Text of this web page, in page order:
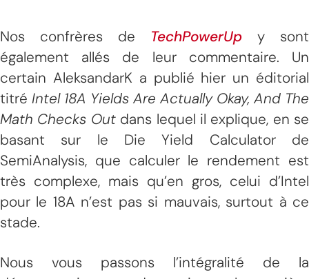
Nos confrères de TechPowerUp y sont
également allés de leur commentaire. Un
certain AleksandarK a publié hier un éditorial
titré Intel 18A Yields Are Actually Okay, And The
Math Checks Outdans lequel il explique, en se
basant sur le Die Yield Calculator de
SemiAnalysis, que calculer le rendement est
très complexe, mais qu’en gros, celui d’Intel
pour le 18A n’est pas si mauvais, surtout à ce
stade.
Nous vous passons l’intégralité de la